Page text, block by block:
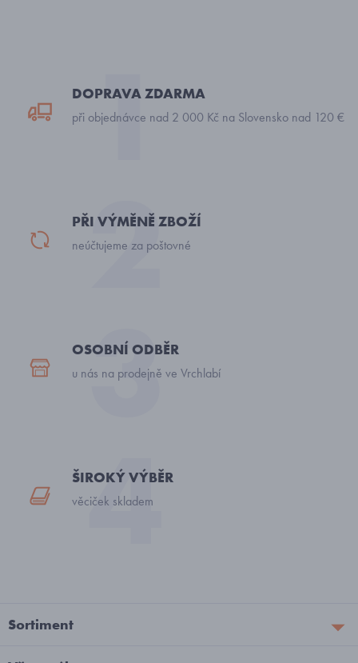
DOPRAVA ZDARMA
při objednávce nad 2 000 Kč na Slovensko nad 120 €
PŘI VÝMĚNĚ ZBOŽÍ
neúčtujeme za poštovné
OSOBNÍ ODBĚR
u nás na prodejně ve Vrchlabí
ŠIROKÝ VÝBĚR
věciček skladem
Sortiment